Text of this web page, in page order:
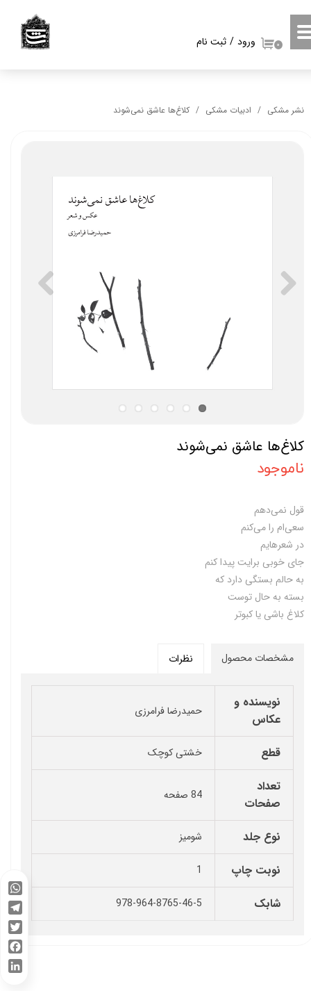
ورود / ثبت نام
حساب کاربری من
۰
نشر مشکی ادبیات مشکی کلاغ‌ها عاشق نمی‌شوند
کلاغ‌ها عاشق نمی‌شوند
ناموجود
قول نمی‌دهم
سعی‌ام را می‌‌کنم
در شعر‌هایم
جای خوبی برایت پیدا کنم
به حالم بستگی دارد که
بسته به حال توست
کلاغ باشی یا کبوتر
مشخصات محصول نظرات
نویسنده و
عکاس
حمیدرضا فرامرزی
قطع خشتی کوچک
تعداد
صفحات
84 صفحه
نوع جلد شومیز
نوبت چاپ 1
شابک 978-964-8765-46-5
WhatsApp
Telegram
Twitter
Facebook